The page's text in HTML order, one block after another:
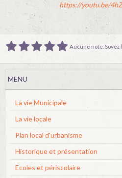
https://youtu.be/
Aucune note.
MENU
La vie Municipale
La vie locale
Plan local d'urbanisme
Historique et présentation
Ecoles et périscolaire